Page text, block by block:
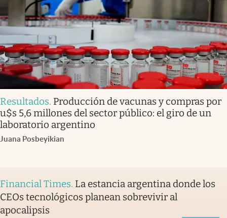
Resultados. Producción de vacunas y compras por
u$s 5,6 millones del sector público: el giro de un
laboratorio argentino
Juana Posbeyikian
Financial Times. La estancia argentina donde los
CEOs tecnológicos planean sobrevivir al
apocalipsis